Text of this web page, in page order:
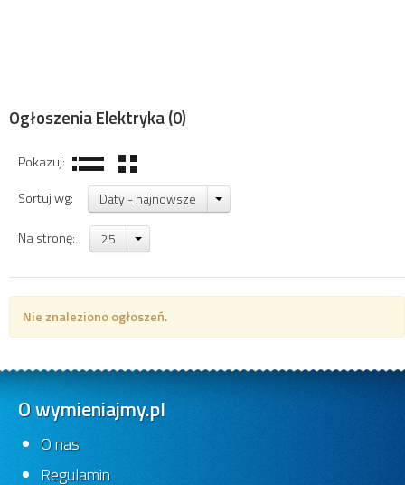
Ogłoszenia Elektryka(0)
Pokazuj:
Sortuj wg:
Daty - najnowsze
Na stronę: 25
Nie znaleziono ogłoszeń.
O wymieniajmy.pl
O nas
Regulamin